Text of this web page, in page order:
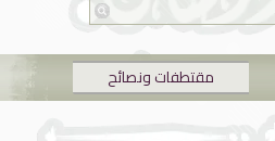
مقتطفات ونصائح